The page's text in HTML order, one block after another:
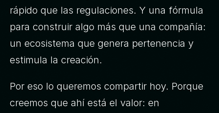
rápido que las regulaciones. Y una fórmula
para construir algo más que una compañía:
un ecosistema que genera pertenencia y
estimula la creación.
Por eso lo queremos compartir hoy. Porque
creemos que ahí está el valor: en